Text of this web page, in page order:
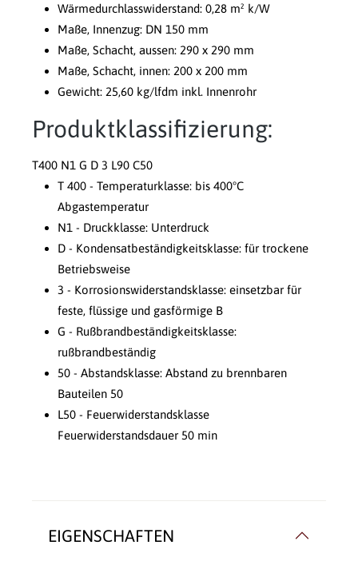
Wärmedurchlasswiderstand: 0,28 m² k/W
Maße, Innenzug: DN 150 mm
Maße, Schacht, aussen: 290 x 290 mm
Maße, Schacht, innen: 200 x 200 mm
Gewicht: 25,60 kg/lfdm inkl. Innenrohr
Produktklassifizierung:
T400 N1 G D 3 L90 C50
T 400 - Temperaturklasse: bis 400°C
Abgastemperatur
N1 - Druckklasse: Unterdruck
D - Kondensatbeständigkeitsklasse: für trockene
Betriebsweise
3 - Korrosionswiderstandsklasse: einsetzbar für
feste, flüssige und gasförmige B
G - Rußbrandbeständigkeitsklasse:
rußbrandbeständig
50 - Abstandsklasse: Abstand zu brennbaren
Bauteilen 50
L50 - Feuerwiderstandsklasse
Feuerwiderstandsdauer 50 min
EIGENSCHAFTEN